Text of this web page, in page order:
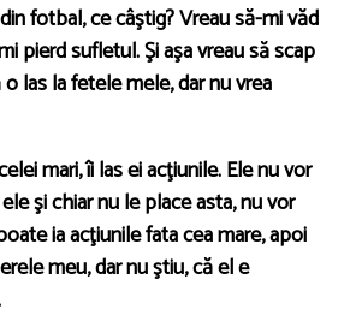
fotbal, ce câştig? Vreau să-mi văd
pierd sufletul. Şi aşa vreau să scap
las la fetele mele, dar nu vrea
mari, îi las ei acţiunile. Ele nu vor
şi chiar nu le place asta, nu vor
ia acţiunile fata cea mare, apoi
meu, dar nu ştiu, că el e